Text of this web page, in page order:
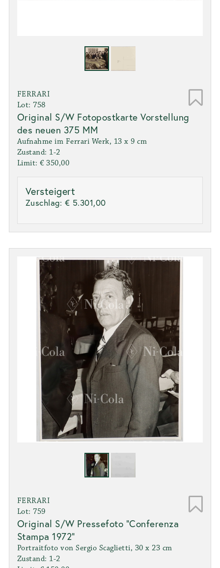
FERRARI
Lot: 758
Original S/W Fotopostkarte Vorstellung
des neuen 375 MM
Aufnahme im Ferrari Werk, 13 x 9 cm
Zustand: 1-2
Limit: € 350,00
Versteigert
Zuschlag: € 5.301,00
FERRARI
Lot: 759
Original S/W Pressefoto "Conferenza
Stampa 1972"
Portraitfoto von Sergio Scaglietti, 30 x 23 cm
Zustand: 1-2